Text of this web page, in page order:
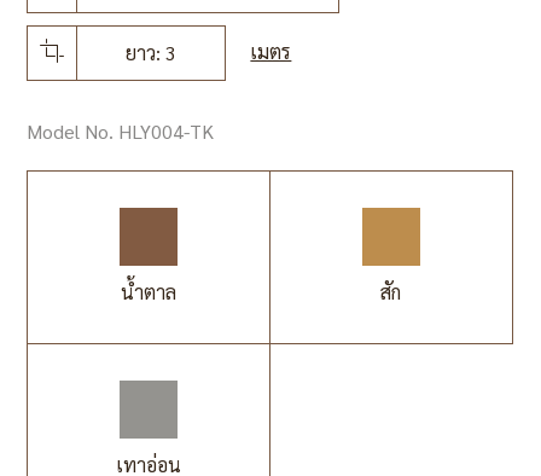
ยาว: 3 เมตร
Model No. HLY004-TK
น้ำตาล สัก
เทาอ่อน